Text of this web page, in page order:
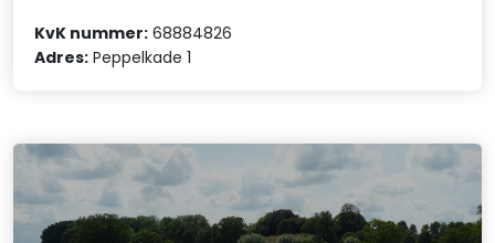
KvK nummer: 68884826
Adres: Peppelkade 1